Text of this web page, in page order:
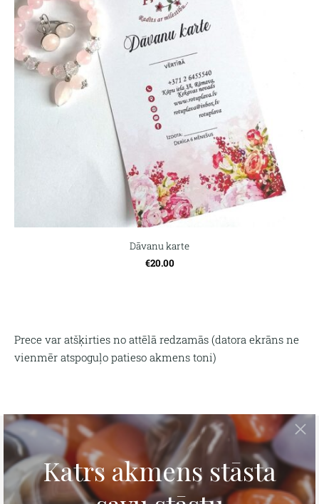
Prece var atšķirties no attēlā redzamās (datora ekrāns ne
vienmēr atspoguļo patieso akmens toni)
Dāvanu karte
€20.00
Tava personīgā rokassprādze
Izmēra noteikšana
Kontakti
Apmaksa un piegāde
Preces atgriešana
Privātuma politika